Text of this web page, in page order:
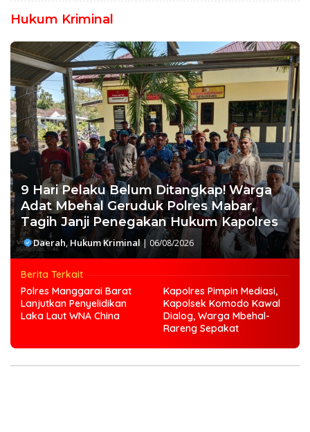
Hukum Kriminal
9 Hari Pelaku Belum Ditangkap! Warga
Adat Mbehal Geruduk Polres Mabar,
Tagih Janji Penegakan Hukum Kapolres
Daerah,Hukum Kriminal| 06/08/2026
Berita Terkait
Polres Manggarai Barat
Lanjutkan Penyelidikan
Laka Laut WNA China
Kapolres Pimpin Mediasi,
Kapolsek Komodo Kawal
Dialog, Warga Mbehal-
Rareng Sepakat